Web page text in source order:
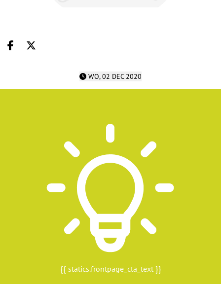
Deel op facebook
Deel op X
WO, 02 DEC 2020
{{ statics.frontpage_cta_text }}